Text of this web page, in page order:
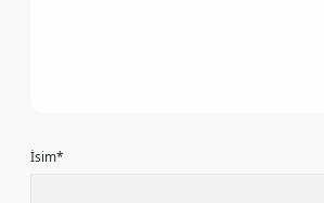
İsim*